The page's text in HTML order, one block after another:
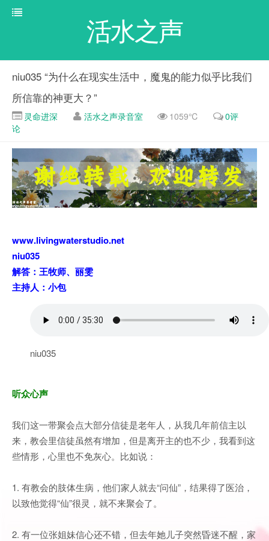
活水之声
niu035 “为什么在现实生活中，魔鬼的能力似乎比我们
所信靠的神更大？”
灵命进深 活水之声录音室 1059℃
0评
论
www.livingwaterstudio.net
niu035
解答：王牧师、丽雯
主持人：小包
niu035
听众心声
我们这一带聚会点大部分信徒是老年人，从我几年前信主以
来，教会里信徒虽然有增加，但是离开主的也不少，我看到这
些情形，心里也不免灰心。比如说：
1. 有教会的肢体生病，他们家人就去“问仙”，结果得了医治，
以致他觉得“仙”很灵，就不来聚会了。
2. 有一位张姐妹信心还不错，但去年她儿子突然昏迷不醒，家